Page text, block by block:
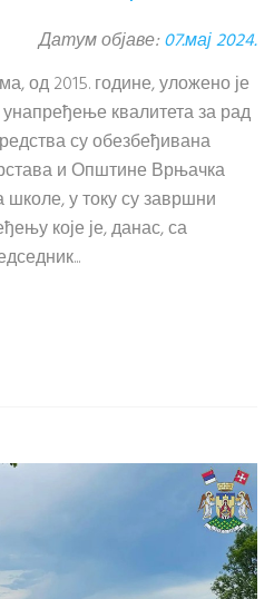
Датум објаве:07.мај 2024.
од 2015. године, уложено је
квалитета за рад
су обезбеђивана
и Општине Врњачка
у току су завршни
које је, данас, са